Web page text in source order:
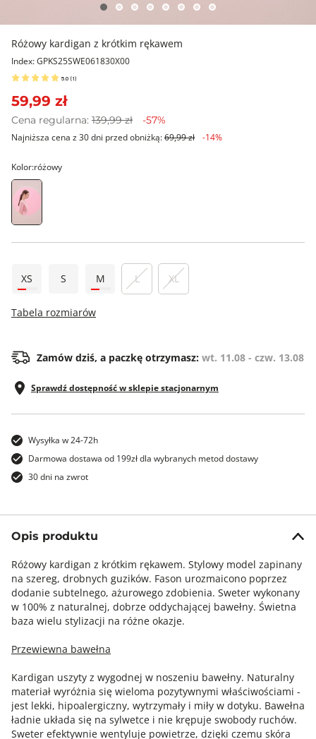
Różowy kardigan z krótkim rękawem
Index: GPKS25SWE061830X00
5.0 (1 )
59,99 zł
Cena regularna: 139,99 zł -57%
Najniższa cena z 30 dni przed obniżką:69,99 zł -14%
Kolor:różowy
XS S M L XL
Tabela rozmiarów
Zamów dziś, a paczkę otrzymasz: wt. 11.08 - czw. 13.08
Sprawdź dostępność w sklepie stacjonarnym
Wysyłka w 24-72h
Darmowa dostawa od 199zł dla wybranych metod dostawy
30 dni na zwrot
Opis produktu
Różowy kardigan z krótkim rękawem. Stylowy model zapinany
na szereg, drobnych guzików. Fason urozmaicono poprzez
dodanie subtelnego, ażurowego zdobienia. Sweter wykonany
w 100% z naturalnej, dobrze oddychającej bawełny. Świetna
baza wielu stylizacji na różne okazje.
Przewiewna bawełna
Kardigan uszyty z wygodnej w noszeniu bawełny. Naturalny
materiał wyróżnia się wieloma pozytywnymi właściwościami -
jest lekki, hipoalergiczny, wytrzymały i miły w dotyku. Bawełna
ładnie układa się na sylwetce i nie krępuje swobody ruchów.
Sweter efektywnie wentyluje powietrze, dzięki czemu skóra